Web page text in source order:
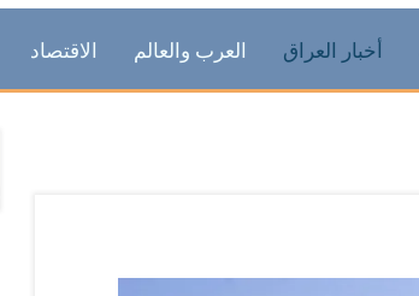
أخبار العراق العرب والعالم الاقتصاد